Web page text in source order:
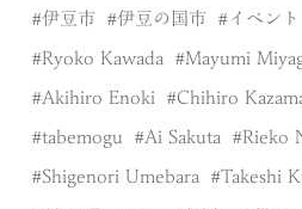
伊豆市 伊豆の国市 イベント
Ryoko Kawada Mayumi
Akihiro Enoki Chihiro
tabemogu Ai Sakuta Rieko
Shigenori Umebara Takeshi